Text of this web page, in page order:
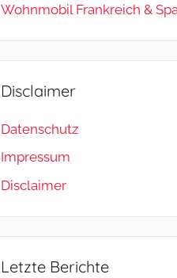
Wohnmobil Frankreich &
Disclaimer
Datenschutz
Impressum
Disclaimer
Letzte Berichte